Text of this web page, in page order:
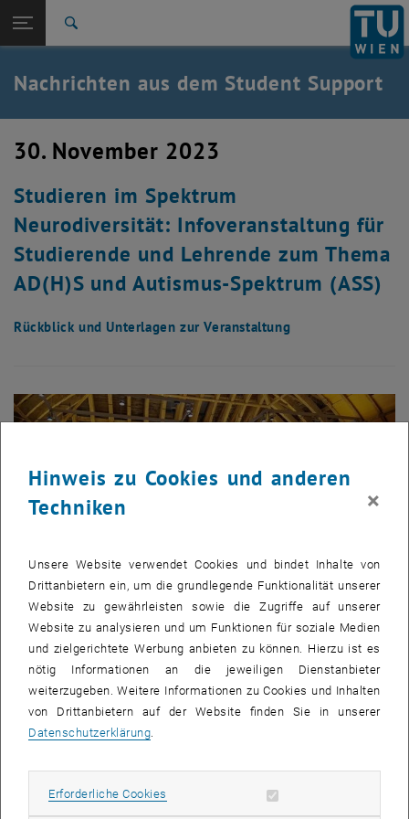
TU Login
Quicklinks
Quicklinks-Menü umschalten
Studium
Karriere
Zurück: Subseiten von Student Support auflisten
Zurück zur letzten Ebene:
Student Support
News
Nachrichten aus dem Student Support
30. November 2023
Studieren im Spektrum
Neurodiversität: Infoveranstaltung für
Studierende und Lehrende zum Thema
AD(H)S und Autismus-Spektrum (ASS)
Rückblick und Unterlagen zur Veranstaltung
1/2 Bilder
Im November 2023 haben an der TU Wien, der
zum Thema Neurodiversität stattgefunden. Fragen wie "Was ist
ADHS? - Mehr als Hyperaktivität" oder "Was ist ASS? Wie kann ich
Hinweis zu Cookies und anderen
Techniken
×
Unsere Website verwendet Cookies und bindet Inhalte von
Drittanbietern ein, um die grundlegende Funktionalität unserer
Website zu gewährleisten sowie die Zugriffe auf unserer
Website zu analysieren und um Funktionen für soziale Medien
und zielgerichtete Werbung anbieten zu können. Hierzu ist es
nötig Informationen an die jeweiligen Dienstanbieter
weiterzugeben. Weitere Informationen zu Cookies und Inhalten
von Drittanbietern auf der Website finden Sie in unserer
Datenschutzerklärung.
Erforderliche Cookies Erforderliche Cookies zulassen